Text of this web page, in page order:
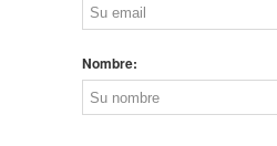
Nombre: